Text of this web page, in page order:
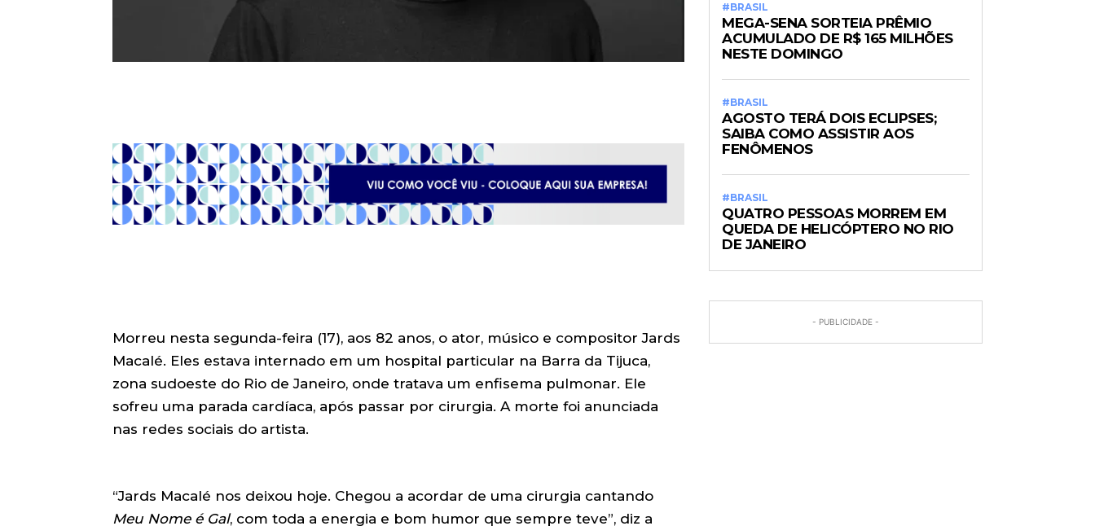
Morreu nesta segunda-feira (17), aos 82 anos, o ator, músico e compositor Jards
Macalé. Eles estava internado em um hospital particular na Barra da Tijuca,
zona sudoeste do Rio de Janeiro, onde tratava um enfisema pulmonar. Ele
sofreu uma parada cardíaca, após passar por cirurgia. A morte foi anunciada
nas redes sociais do artista.
“Jards Macalé nos deixou hoje. Chegou a acordar de uma cirurgia cantando
Meu Nome é Gal, com toda a energia e bom humor que sempre teve”, diz a
#BRASIL
MEGA-SENA SORTEIA PRÊMIO
ACUMULADO DE R$ 165 MILHÕES
NESTE DOMINGO
#BRASIL
AGOSTO TERÁ DOIS ECLIPSES;
SAIBA COMO ASSISTIR AOS
FENÔMENOS
#BRASIL
QUATRO PESSOAS MORREM EM
QUEDA DE HELICÓPTERO NO RIO
DE JANEIRO
- PUBLICIDADE -